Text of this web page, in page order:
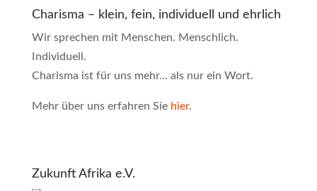
Charisma – klein, fein, individuell und ehrlich
Wir sprechen mit Menschen. Menschlich.
Individuell.
Charisma ist für uns mehr… als nur ein Wort.
Mehr über uns erfahren Sie hier.
Zukunft Afrika e.V.